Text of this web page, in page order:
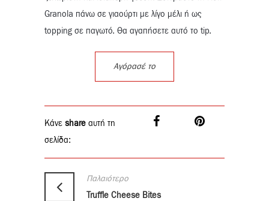
Granola πάνω σε γιαούρτι με λίγο μέλι ή ως
topping σε παγωτό. Θα αγαπήσετε αυτό το tip.
Αγόρασέ το
Κάνε share αυτή τη
σελίδα:
Παλαιότερο
Truffle Cheese Bites